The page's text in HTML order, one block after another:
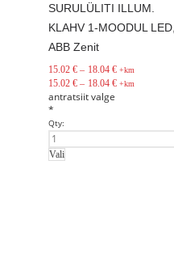
SURULÜLITI ILLUM.
KLAHV 1-MOODUL LED,
ABB Zenit
15.02€ – 18.04 € +km
15.02€ – 18.04 € +km
antratsiitvalge
*
Qty:
Vali